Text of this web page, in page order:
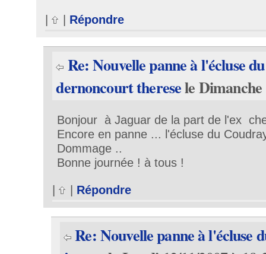
Répondre
Re: Nouvelle panne à l'écluse
dernoncourt theresele Dimanche
Bonjour à Jaguar de la part de l'ex
Encore en panne ... l'écluse du
Dommage ..
Bonne journée ! à tous !
| Répondre
Re: Nouvelle panne à l'écluse